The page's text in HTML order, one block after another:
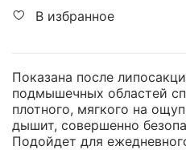
В избранное
Показана после
подмышечных областей
плотного, мягкого на
дышит, совершенно
Подойдет для